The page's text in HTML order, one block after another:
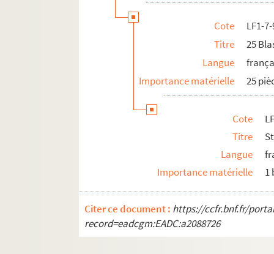
Cote
LF1-
Titre
25
Langue
Importance matérielle
25
Cote
Titre
Langue
Importance matérielle
1
Citer ce document : https://ccfr.bnf.fr/
record=eadcgm:EADC:a2088726